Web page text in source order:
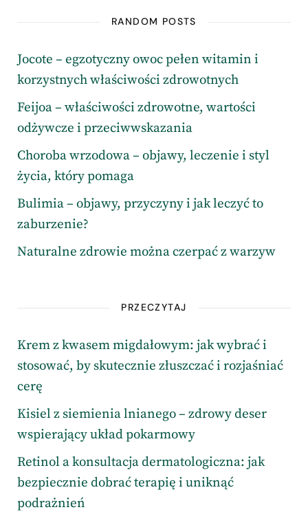
RANDOM POSTS
Jocote – egzotyczny owoc pełen witamin i
korzystnych właściwości zdrowotnych
Feijoa – właściwości zdrowotne, wartości
odżywcze i przeciwwskazania
Choroba wrzodowa – objawy, leczenie i styl
życia, który pomaga
Bulimia – objawy, przyczyny i jak leczyć to
zaburzenie?
Naturalne zdrowie można czerpać z warzyw
PRZECZYTAJ
Krem z kwasem migdałowym: jak wybrać i
stosować, by skutecznie złuszczać i rozjaśniać
cerę
Kisiel z siemienia lnianego – zdrowy deser
wspierający układ pokarmowy
Retinol a konsultacja dermatologiczna: jak
bezpiecznie dobrać terapię i uniknąć
podrażnień